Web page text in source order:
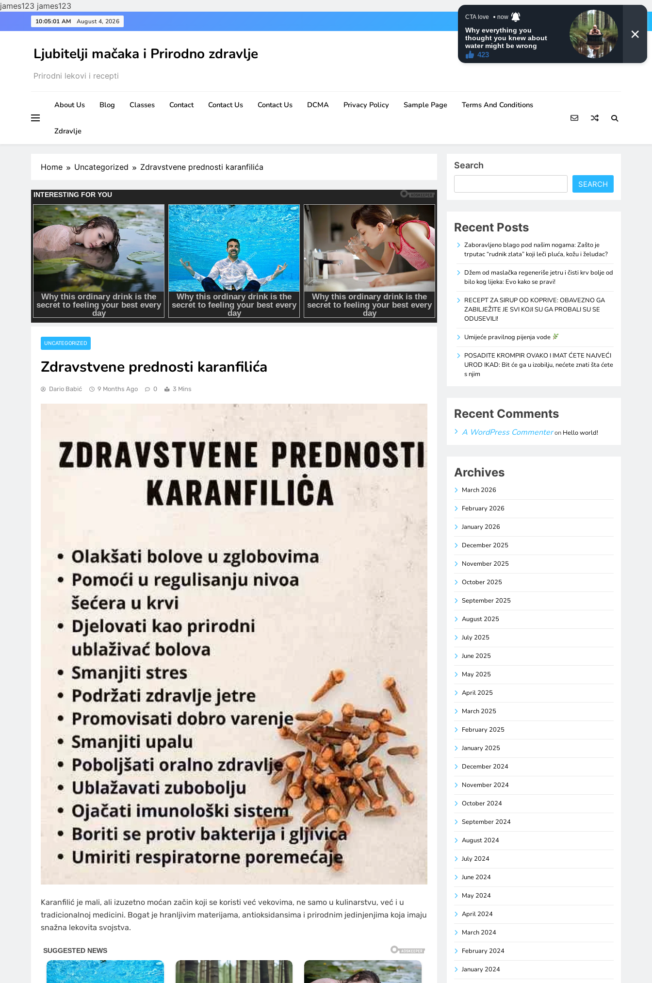
james123 james123
to
10:05:02 AM August 4, 2026
Ljubitelji mačaka i Prirodno zdravlje
Prirodni lekovi i recepti
About Us Blog Classes Contact Contact Us Contact Us DCMA Privacy Policy Sample Page Terms And Conditions
Zdravlje
Home Uncategorized Zdravstvene prednosti karanfilića
UNCATEGORIZED
Zdravstvene prednosti karanfilića
Dario Babić 9 Months Ago 0 3 Mins
Karanfilić je mali, ali izuzetno moćan začin koji se koristi već vekovima, ne samo u kulinarstvu, već i u
tradicionalnoj medicini. Bogat je hranljivim materijama, antioksidansima i prirodnim jedinjenjima koja imaju
snažna lekovita svojstva.
Search
SEARCH
Recent Posts
Zaboravljeno blago pod našim nogama: Zašto je
trputac “rudnik zlata” koji leči pluća, kožu i želudac?
Džem od maslačka regeneriše jetru i čisti krv bolje od
bilo kog lijeka: Evo kako se pravi!
RECEPT ZA SIRUP OD KOPRIVE: OBAVEZNO GA
ZABILJEŽITE JE SVI KOJI SU GA PROBALI SU SE
ODUSEVILI!
Umijeće pravilnog pijenja vode
POSADITE KROMPIR OVAKO I IMAT ĆETE NAJVEĆI
UROD IKAD: Bit će ga u izobilju, nećete znati šta ćete
s njim
Recent Comments
A WordPress Commenteron Hello world!
Archives
March 2026
February 2026
January 2026
December 2025
November 2025
October 2025
September 2025
August 2025
July 2025
June 2025
May 2025
April 2025
March 2025
February 2025
January 2025
December 2024
November 2024
October 2024
September 2024
August 2024
July 2024
June 2024
May 2024
April 2024
March 2024
February 2024
January 2024